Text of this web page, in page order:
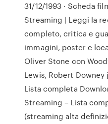
31/12/1993 · Scheda
Streaming | Leggi la
completo, critica e
immagini, poster e
Oliver Stone con
Lewis, Robert Downey
Lista completa
Streaming – Lista
(streaming alta